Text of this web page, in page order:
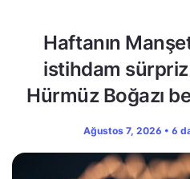
Haftanın
istihdam
Hürmüz Boğazı
Ağustos 7, 2026 • 6